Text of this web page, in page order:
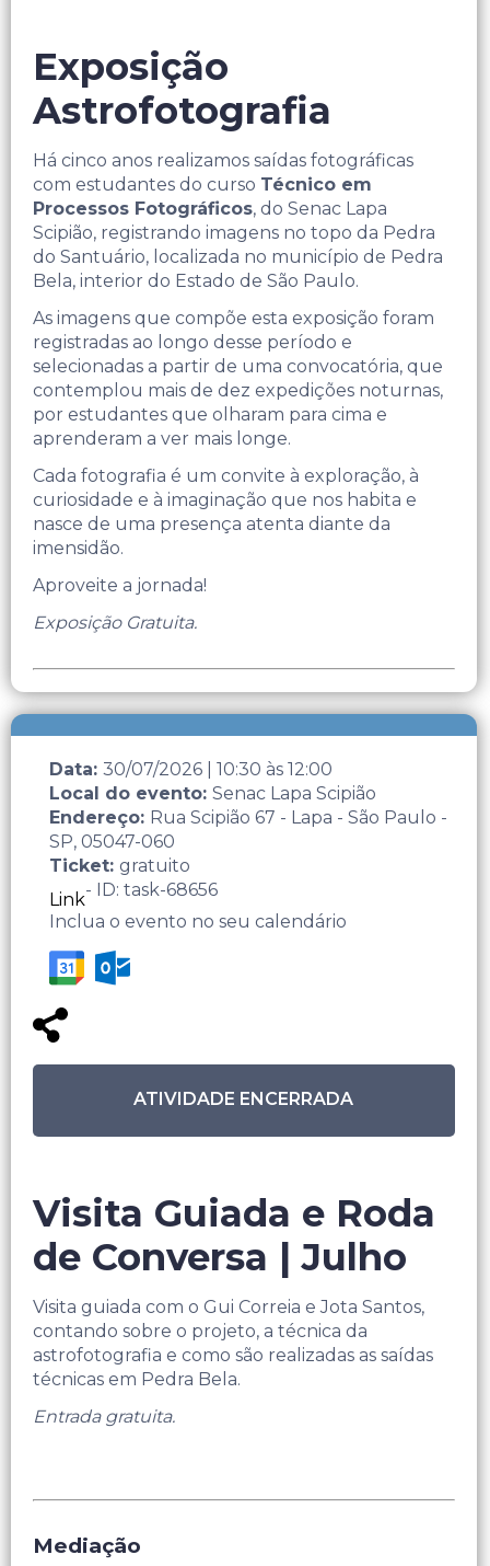
Exposição
Astrofotografia
Há cinco anos realizamos saídas fotográficas
com estudantes do curso Técnico em
Processos Fotográficos, do Senac Lapa
Scipião, registrando imagens no topo da Pedra
do Santuário, localizada no município de Pedra
Bela, interior do Estado de São Paulo.
As imagens que compõe esta exposição foram
registradas ao longo desse período e
selecionadas a partir de uma convocatória, que
contemplou mais de dez expedições noturnas,
por estudantes que olharam para cima e
aprenderam a ver mais longe.
Cada fotografia é um convite à exploração, à
curiosidade e à imaginação que nos habita e
nasce de uma presença atenta diante da
imensidão.
Aproveite a jornada!
Exposição Gratuita.
Data: 30/07/2026 10:30 às 12:00
Local do evento: Senac Lapa Scipião
Endereço: Rua Scipião 67 - Lapa - São Paulo -
SP, 05047-060
Ticket: gratuito
Link- ID: task-68656
Inclua o evento no seu calendário
ATIVIDADE ENCERRADA
Visita Guiada e Roda
de Conversa | Julho
Visita guiada com o Gui Correia e Jota Santos,
contando sobre o projeto, a técnica da
astrofotografia e como são realizadas as saídas
técnicas em Pedra Bela.
Entrada gratuita.
Mediação